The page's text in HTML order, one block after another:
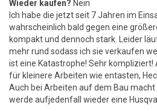
Wieder kaufen? Nein
Ich habe die jetzt seit 7 Jahren im
wahrscheinlich bald gegen eine
kompakt und dennoch stark. Leider
mehr rund sodass ich sie verkaufen
ist eine Katastrophe! Sehr kompliziert!
für kleinere Arbeiten wie entasten,
Auch bei Arbeiten auf dem Bau macht
werde aufjedenfall wieder eine